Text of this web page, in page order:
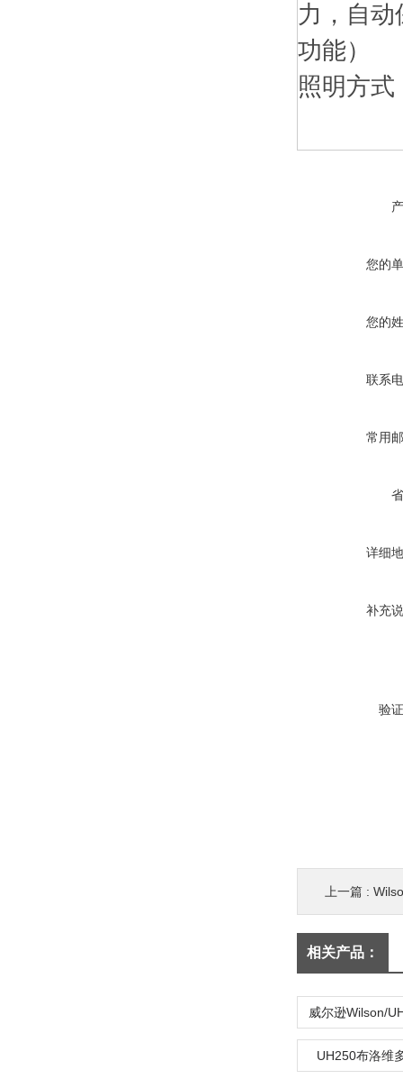
力，自
功能）
照明方
您的
您的
联系
常用
详细
补充
验
上一篇 :
相关产品：
UH250布洛维